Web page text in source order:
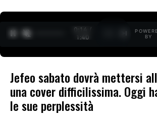
0:15 /
1:40
BY
Jefeo sabato dovrà mettersi
una cover difficilissima. Oggi
le sue perplessità